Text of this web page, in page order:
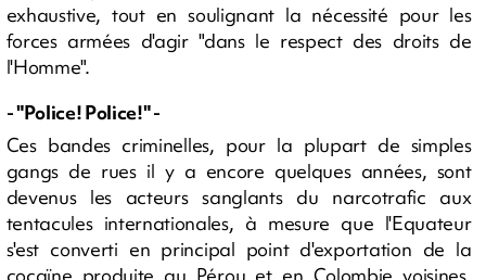
exhaustive, tout en soulignant la nécessité pour les
forces armées d'agir "dans le respect des droits de
l'Homme".
- "Police! Police!" -
Ces bandes criminelles, pour la plupart de simples
gangs de rues il y a encore quelques années, sont
devenus les acteurs sanglants du narcotrafic aux
tentacules internationales, à mesure que l'Equateur
s'est converti en principal point d'exportation de la